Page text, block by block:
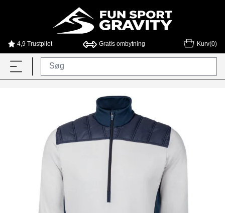
4,9 Trustpilot Gratis ombytning Kurv(0)